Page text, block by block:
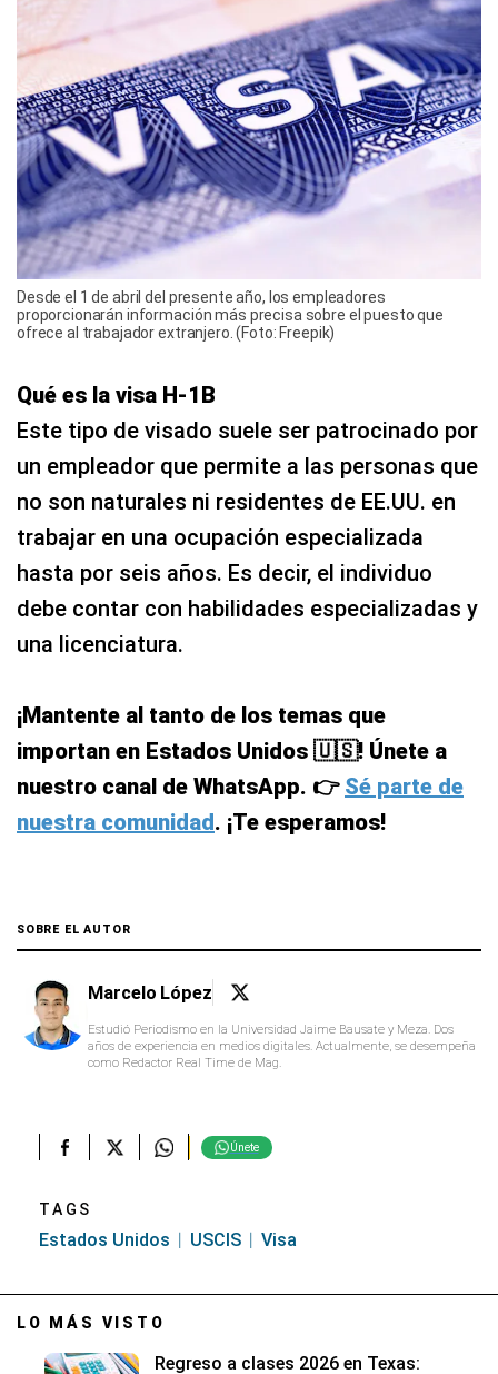
Desde el 1 de abril del presente año, los empleadores
proporcionarán información más precisa sobre el puesto que
ofrece al trabajador extranjero. (Foto: Freepik)
Qué es la visa H-1B
Este tipo de visado suele ser patrocinado por
un empleador que permite a las personas que
no son naturales ni residentes de EE.UU. en
trabajar en una ocupación especializada
hasta por seis años. Es decir, el individuo
debe contar con habilidades especializadas y
una licenciatura.
¡Mantente al tanto de los temas que
importan en Estados Unidos 🇺🇸! Únete a
nuestro canal de WhatsApp. 👉 Sé parte de
nuestra comunidad. ¡Te esperamos!
SOBRE EL AUTOR
Marcelo López
Estudió Periodismo en la Universidad Jaime Bausate y Meza. Dos
años de experiencia en medios digitales. Actualmente, se desempeña
como Redactor Real Time de Mag.
Únete
TAGS
Estados Unidos USCIS Visa
LO MÁS VISTO
Regreso a clases 2026 en Texas: